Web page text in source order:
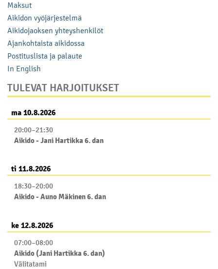
Maksut
Aikidon vyöjärjestelmä
Aikidojaoksen yhteyshenkilöt
Ajankohtaista aikidossa
Postituslista ja palaute
In English
TULEVAT HARJOITUKSET
ma 10.8.2026
20:00–21:30
Aikido - Jani Hartikka 6. dan
ti 11.8.2026
18:30–20:00
Aikido - Auno Mäkinen 6. dan
ke 12.8.2026
07:00–08:00
Aikido (Jani Hartikka 6. dan)
Välitatami